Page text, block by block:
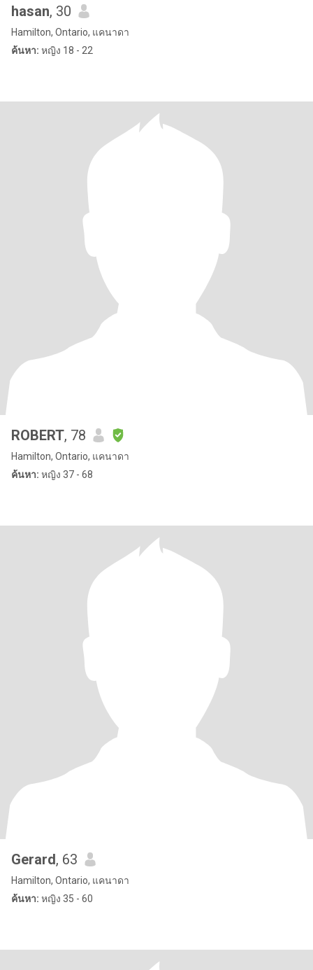
hasan, 30
Hamilton, Ontario, แคนาดา
ค้นหา: หญิง 18 - 22
ROBERT, 78
Hamilton, Ontario, แคนาดา
ค้นหา: หญิง 37 - 68
Gerard, 63
Hamilton, Ontario, แคนาดา
ค้นหา: หญิง 35 - 60